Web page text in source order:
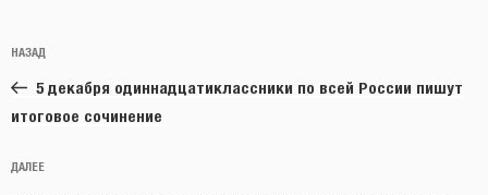
по
записям
Предыдущая
запись:
НАЗАД
5 декабря одиннадцатиклассники по всей России пишут
итоговое сочинение
Следующая
ДАЛЕЕ